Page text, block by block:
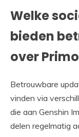
Welke
bieden
over
Betrouwbare
vinden via
die aan Genshin
delen regelmatig